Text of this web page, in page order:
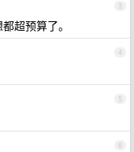
3
超预算了。
4
5
6